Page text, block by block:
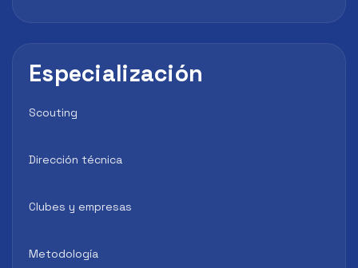
Especialización
Scouting
Dirección técnica
Clubes y empresas
Metodología